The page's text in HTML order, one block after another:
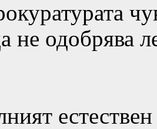
не одобрява